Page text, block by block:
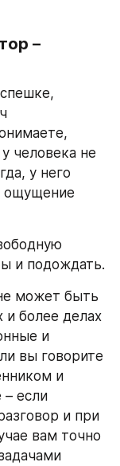
–
человека не
у него
ощущение
и подождать.
может быть
и более делах
и
вы говорите
и
– если
и при
вам точно